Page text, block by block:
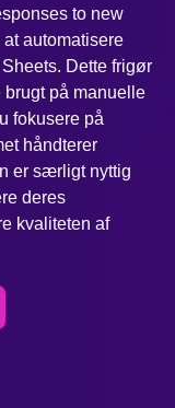
to new
at automatisere
Dette frigør
på manuelle
fokusere på
håndterer
er særligt nyttig
deres
kvaliteten af